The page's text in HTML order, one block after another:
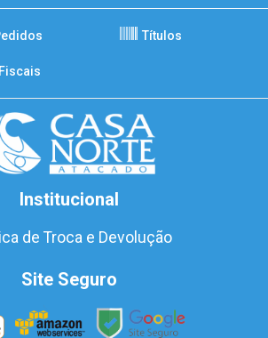
Títulos
Institucional
de Troca e Devolução
Site Seguro